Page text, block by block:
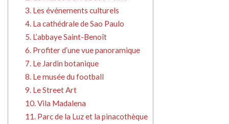
3. Les événements culturels
4. La cathédrale de Sao Paulo
5. L’abbaye Saint-Benoît
6. Profiter d’une vue panoramique
7. Le Jardin botanique
8. Le musée du football
9. Le Street Art
10. Vila Madalena
11. Parc de la Luz et la pinacothèque